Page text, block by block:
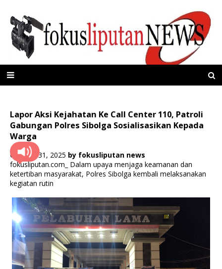
Lapor Aksi Kejahatan Ke Call Center 110, Patroli
Gabungan Polres Sibolga Sosialisasikan Kepada
Warga
Oktober 31, 2025 by fokusliputan news
fokusliputan.com_ Dalam upaya menjaga keamanan dan
ketertiban masyarakat, Polres Sibolga kembali melaksanakan
kegiatan rutin